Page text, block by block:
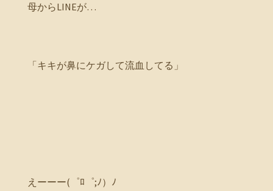
母からLINEが…
「キキが鼻にケガして流血してる」
えーーー(゜ﾛ゜;ﾉ）ﾉ